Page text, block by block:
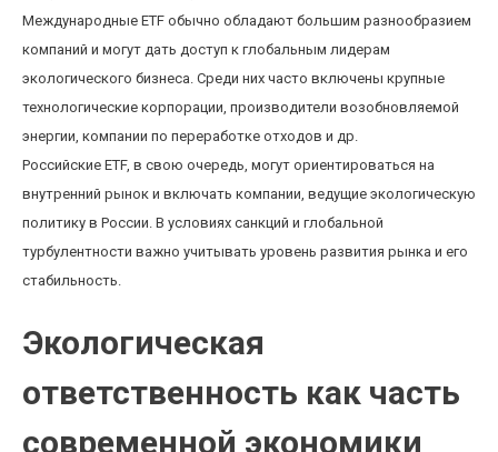
Международные ETF обычно обладают большим разнообразием
компаний и могут дать доступ к глобальным лидерам
экологического бизнеса. Среди них часто включены крупные
технологические корпорации, производители возобновляемой
энергии, компании по переработке отходов и др.
Российские ETF, в свою очередь, могут ориентироваться на
внутренний рынок и включать компании, ведущие экологическую
политику в России. В условиях санкций и глобальной
турбулентности важно учитывать уровень развития рынка и его
стабильность.
Экологическая
ответственность как часть
современной экономики